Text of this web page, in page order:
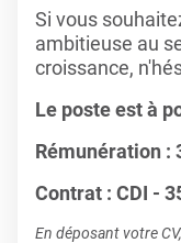
Si vous
ambitieuse au
croissance,
Le poste est à
Rémunération :
Contrat : CDI -
En déposant votre